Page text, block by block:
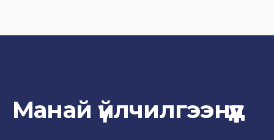
Манай үйлчилгээнүүд